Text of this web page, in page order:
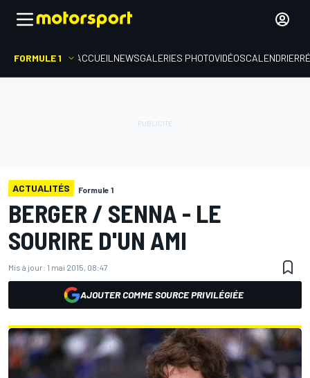
FORMULE 1 ACCUEIL NEWSGALERIES PHOTOVIDÉOSCALENDRIER
ACTUALITÉS Formule 1
BERGER / SENNA - LE
SOURIRE D'UN AMI
Mis à jour: 1 mai 2015, 08:47
AJOUTER COMME SOURCE PRIVILÉGIÉE